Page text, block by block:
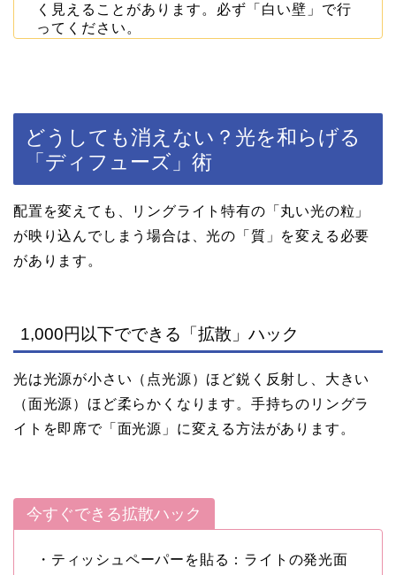
く見えることがあります。必ず「白い壁」で行
ってください。
どうしても消えない？光を和らげる
「ディフューズ」術
配置を変えても、リングライト特有の「丸い光の粒」
が映り込んでしまう場合は、光の「質」を変える必要
があります。
1,000円以下でできる「拡散」ハック
光は光源が小さい（点光源）ほど鋭く反射し、大きい
（面光源）ほど柔らかくなります。手持ちのリングラ
イトを即席で「面光源」に変える方法があります。
今すぐできる拡散ハック
・ティッシュペーパーを貼る：ライトの発光面